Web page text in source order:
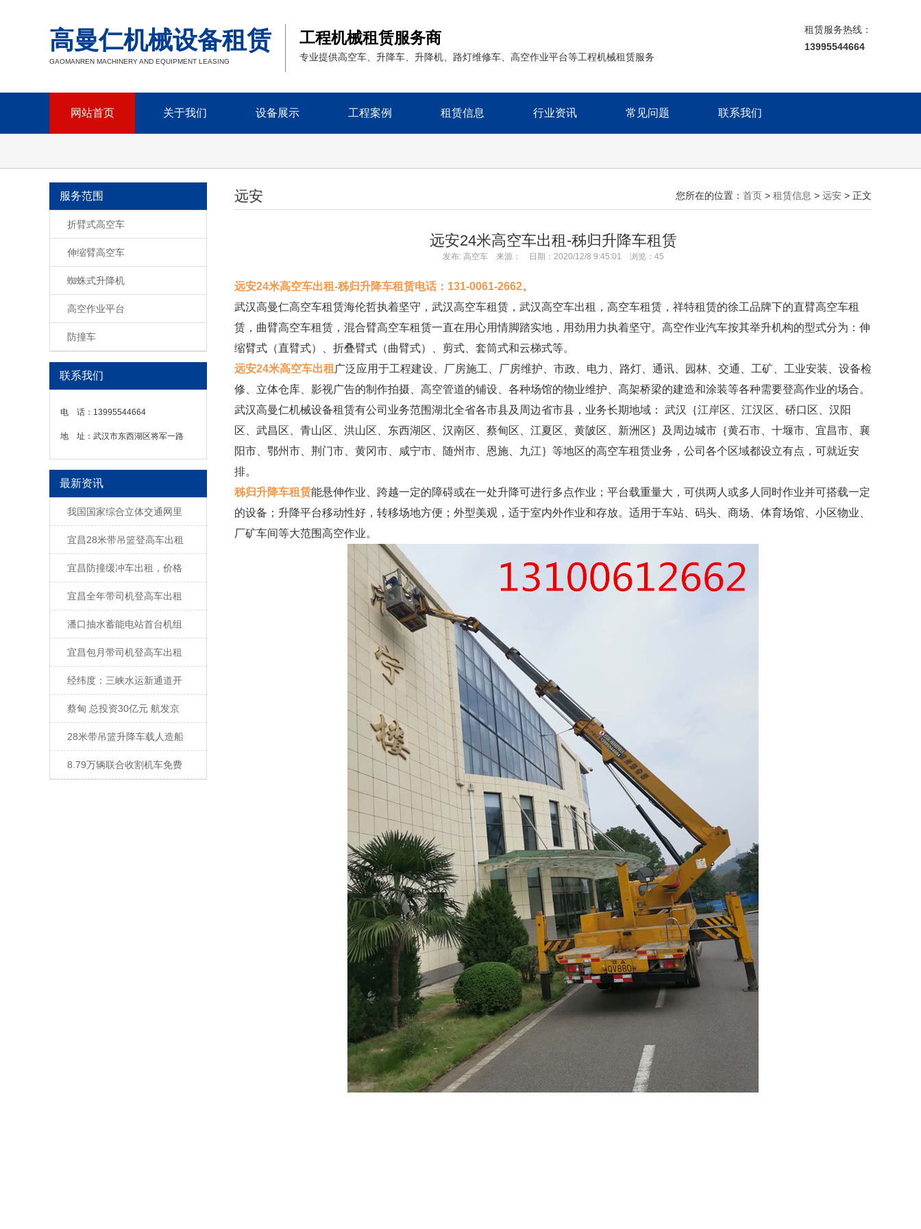
高曼仁机械设备租赁
GAOMANREN MACHINERY AND EQUIPMENT LEASING
工程机械租赁服务商
专业提供高空车、升降车、升降机、路灯维修车、高空作业平台等工程机械租赁服务
租赁服务热线：
13995544664
网站首页 关于我们 设备展示 工程案例 租赁信息 行业资讯 常见问题 联系我们
服务范围
折臂式高空车
伸缩臂高空车
蜘蛛式升降机
高空作业平台
防撞车
联系我们
电 话： 13995544664
地 址： 武汉市东西湖区将军一路
最新资讯
我国国家综合立体交通网里
宜昌28米带吊篮登高车出租
宜昌防撞缓冲车出租，价格
宜昌全年带司机登高车出租
潘口抽水蓄能电站首台机组
宜昌包月带司机登高车出租
经纬度：三峡水运新通道开
蔡甸 总投资30亿元 航发京
28米带吊篮升降车载人造船
8.79万辆联合收割机车免费
您所在的位置： 首页 > 租赁信息 > 远安 > 正文
远安
远安24米高空车出租-秭归升降车租赁
发布: 高空车 来源： 日期：2020/12/8 9:45:01 浏览： 45
远安24米高空车出租-秭归升降车租赁电话：131-0061-2662。
武汉高曼仁高空车租赁海伦哲执着坚守，武汉高空车租赁，武汉高空车出租，高空车租赁，祥特租赁的徐工品牌下的直臂高空车租
赁，曲臂高空车租赁，混合臂高空车租赁一直在用心用情脚踏实地，用劲用力执着坚守。高空作业汽车按其举升机构的型式分为：伸
缩臂式（直臂式）、折叠臂式（曲臂式）、剪式、套筒式和云梯式等。
远安24米高空车出租 广泛应用于工程建设、厂房施工、厂房维护、市政、电力、路灯、通讯、园林、交通、工矿、工业安装、设备检
修、立体仓库、影视广告的制作拍摄、高空管道的铺设、各种场馆的物业维护、高架桥梁的建造和涂装等各种需要登高作业的场合。
武汉高曼仁机械设备租赁有公司业务范围湖北全省各市县及周边省市县，业务长期地域： 武汉｛江岸区、江汉区、硚口区、汉阳
区、武昌区、青山区、洪山区、东西湖区、汉南区、蔡甸区、江夏区、黄陂区、新洲区｝及周边城市｛黄石市、十堰市、宜昌市、襄
阳市、鄂州市、荆门市、黄冈市、咸宁市、随州市、恩施、九江｝等地区的高空车租赁业务，公司各个区域都设立有点，可就近安
排。
秭归升降车租赁能悬伸作业、跨越一定的障碍或在一处升降可进行多点作业；平台载重量大，可供两人或多人同时作业并可搭载一定
的设备；升降平台移动性好，转移场地方便；外型美观，适于室内外作业和存放。适用于车站、码头、商场、体育场馆、小区物业、
厂矿车间等大范围高空作业。